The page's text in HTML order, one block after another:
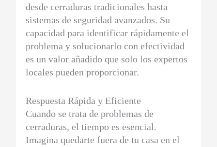
desde cerraduras tradicionales hasta
sistemas de seguridad avanzados. Su
capacidad para identificar rápidamente el
problema y solucionarlo con efectividad
es un valor añadido que solo los expertos
locales pueden proporcionar.
Respuesta Rápida y Eficiente
Cuando se trata de problemas de
cerraduras, el tiempo es esencial.
Imagina quedarte fuera de tu casa en el